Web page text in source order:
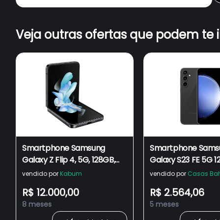
Veja outras ofertas que podem te
Smartphone Samsung
Galaxy Z Flip 4, 5G, 128GB,
8GB RAM, Câmera Dupla
Preto - SM-F721BZAJZTO
vendido por Kabum
R$ 12.000,00
8 meses
Smartphone
Galaxy S23 FE 5G
8GB RAM, Câmera
6.4", Processador
2200 Octa Core -
vendido por Casas
R$ 2.564,06
5 meses